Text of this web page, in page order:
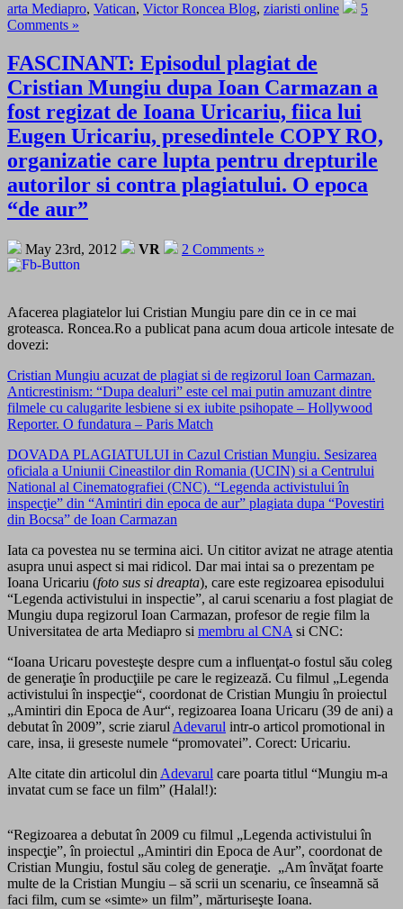
arta Mediapro, Vatican, Victor Roncea Blog, ziaristi online
5
Comments »
FASCINANT: Episodul plagiat de
Cristian Mungiu dupa Ioan Carmazan a
fost regizat de Ioana Uricariu, fiica lui
Eugen Uricariu, presedintele COPY RO,
organizatie care lupta pentru drepturile
autorilor si contra plagiatului. O epoca
“de aur”
May 23rd, 2012 VR 2 Comments »
Afacerea plagiatelor lui Cristian Mungiu pare din ce in ce mai
groteasca. Roncea.Ro a publicat pana acum doua articole intesate de
dovezi:
Cristian Mungiu acuzat de plagiat si de regizorul Ioan Carmazan.
Anticrestinism: “Dupa dealuri” este cel mai putin amuzant dintre
filmele cu calugarite lesbiene si ex iubite psihopate – Hollywood
Reporter. O fundatura – Paris Match
DOVADA PLAGIATULUI in Cazul Cristian Mungiu. Sesizarea
oficiala a Uniunii Cineastilor din Romania (UCIN) si a Centrului
National al Cinematografiei (CNC). “Legenda activistului în
inspecţie” din “Amintiri din epoca de aur” plagiata dupa “Povestiri
din Bocsa” de Ioan Carmazan
Iata ca povestea nu se termina aici. Un cititor avizat ne atrage atentia
asupra unui aspect si mai ridicol. Dar mai intai sa o prezentam pe
Ioana Uricariu (foto sus si dreapta), care este regizoarea episodului
“Legenda activistului in inspectie”, al carui scenariu a fost plagiat de
Mungiu dupa regizorul Ioan Carmazan, profesor de regie film la
Universitatea de arta Mediapro si membru al CNA si CNC:
“Ioana Uricaru povesteşte despre cum a influenţat-o fostul său coleg
de generaţie în producţiile pe care le regizează. Cu filmul „Legenda
activistului în inspecţie“, coordonat de Cristian Mungiu în proiectul
„Amintiri din Epoca de Aur“, regizoarea Ioana Uricaru (39 de ani) a
debutat în 2009”, scrie ziarul Adevarul intr-o articol promotional in
care, insa, ii greseste numele “promovatei”. Corect: Uricariu.
Alte citate din articolul din Adevarul care poarta titlul “Mungiu m-a
invatat cum se face un film” (Halal!):
“Regizoarea a debutat în 2009 cu filmul „Legenda activistului în
inspecţie”, în proiectul „Amintiri din Epoca de Aur”, coordonat de
Cristian Mungiu, fostul său coleg de generaţie. „Am învăţat foarte
multe de la Cristian Mungiu – să scrii un scenariu, ce înseamnă să
faci film, cum se «simte» un film”, mărturiseşte Ioana.